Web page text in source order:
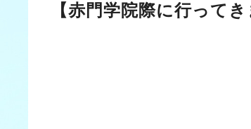
【赤門学院際に行って